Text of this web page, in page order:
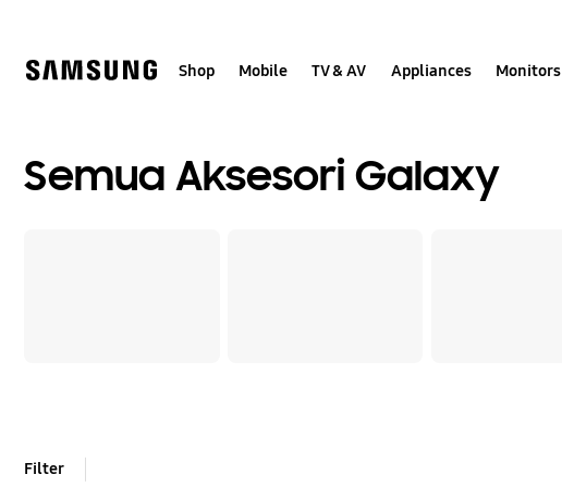
Shop Mobile TV & AV Appliances Monitors
Semua Aksesori Galaxy
Filter